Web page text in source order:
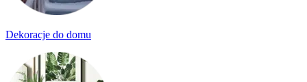
Dekoracje do domu